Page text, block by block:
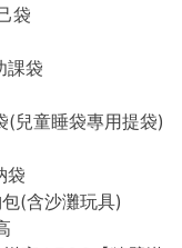
袋
課袋
(兒童睡袋專用提袋)
袋
(含沙灘玩具)